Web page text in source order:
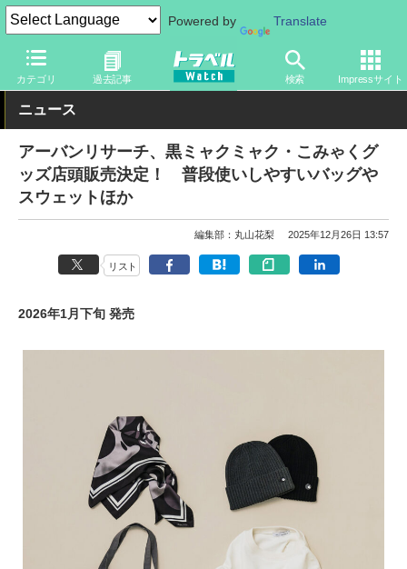
Powered by Translate
カテゴリ 過去記事 検索 Impressサイト
トラベル Watch イベント 国際博覧会 2025年大阪・関西万博
ニュース
アーバンリサーチ、黒ミャクミャク・こみゃくグ
ッズ店頭販売決定！ 普段使いしやすいバッグや
スウェットほか
編集部：丸山花梨 2025年12月26日 13:57
リスト
2026年1月下旬 発売